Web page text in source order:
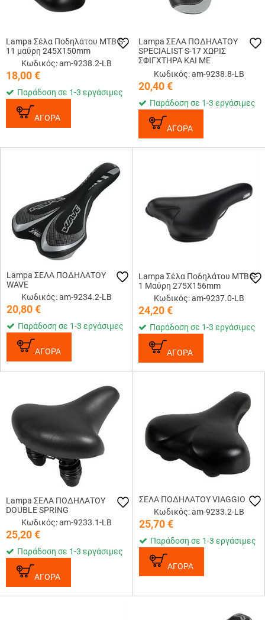
Lampa Σέλα Ποδηλάτου MTB S-
11 μαύρη 245Χ150mm
Κωδικός: am-9238.2-LB
18,00€
Παράδοση σε 1-3 εργάσιμες
ΑΓΟΡΑ
Lampa ΣΕΛΑ ΠΟΔΗΛΑΤΟΥ
SPECIALIST S-17 ΧΩΡΙΣ
ΣΦΙΓΧΤΗΡΑ ΚΑΙ ΜΕ
ΡΥΘΜΙΖΟΜΕΝΗ ΚΛΙΜΑΚΑ
265x155mm/320g
Κωδικός: am-9238.8-LB
20,40€
Παράδοση σε 1-3 εργάσιμες
ΑΓΟΡΑ
Lampa ΣΕΛΑ ΠΟΔΗΛΑΤΟΥ
WAVE
Κωδικός: am-9234.2-LB
20,80€
Παράδοση σε 1-3 εργάσιμες
ΑΓΟΡΑ
Lampa Σέλα Ποδηλάτου MTB S-
1 Μαύρη 275Χ156mm
Κωδικός: am-9237.0-LB
24,20€
Παράδοση σε 1-3 εργάσιμες
ΑΓΟΡΑ
Lampa ΣΕΛΑ ΠΟΔΗΛΑΤΟΥ
DOUBLE SPRING
Κωδικός: am-9233.1-LB
25,20€
Παράδοση σε 1-3 εργάσιμες
ΑΓΟΡΑ
ΣΕΛΑ ΠΟΔΗΛΑΤΟΥ VIAGGIO
Κωδικός: am-9233.2-LB
25,70€
Παράδοση σε 1-3 εργάσιμες
ΑΓΟΡΑ